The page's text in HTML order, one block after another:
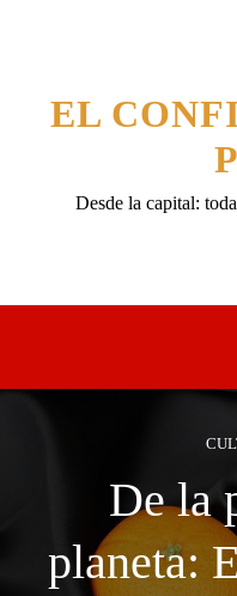
EL
Desde la capital:
De la
planeta: